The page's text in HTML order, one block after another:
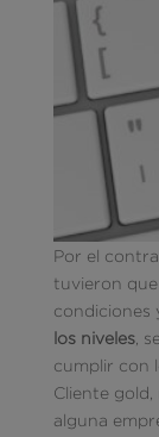
Por el
tuvieron
condiciones
los niveles,
cumplir con
Cliente gold,
alguna